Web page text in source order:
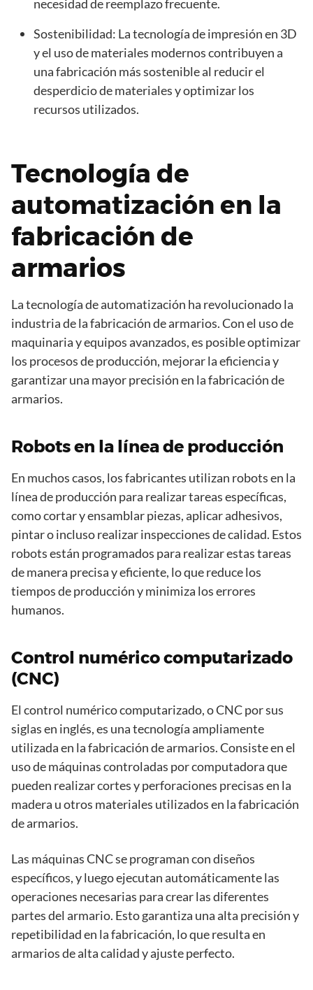
necesidad de reemplazo frecuente.
Sostenibilidad: La tecnología de impresión en 3D
y el uso de materiales modernos contribuyen a
una fabricación más sostenible al reducir el
desperdicio de materiales y optimizar los
recursos utilizados.
Tecnología de
automatización en la
fabricación de
armarios
La tecnología de automatización ha revolucionado la
industria de la fabricación de armarios. Con el uso de
maquinaria y equipos avanzados, es posible optimizar
los procesos de producción, mejorar la eficiencia y
garantizar una mayor precisión en la fabricación de
armarios.
Robots en la línea de producción
En muchos casos, los fabricantes utilizan robots en la
línea de producción para realizar tareas específicas,
como cortar y ensamblar piezas, aplicar adhesivos,
pintar o incluso realizar inspecciones de calidad. Estos
robots están programados para realizar estas tareas
de manera precisa y eficiente, lo que reduce los
tiempos de producción y minimiza los errores
humanos.
Control numérico computarizado
(CNC)
El control numérico computarizado, o CNC por sus
siglas en inglés, es una tecnología ampliamente
utilizada en la fabricación de armarios. Consiste en el
uso de máquinas controladas por computadora que
pueden realizar cortes y perforaciones precisas en la
madera u otros materiales utilizados en la fabricación
de armarios.
Las máquinas CNC se programan con diseños
específicos, y luego ejecutan automáticamente las
operaciones necesarias para crear las diferentes
partes del armario. Esto garantiza una alta precisión y
repetibilidad en la fabricación, lo que resulta en
armarios de alta calidad y ajuste perfecto.